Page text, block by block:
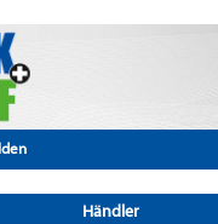
Händler